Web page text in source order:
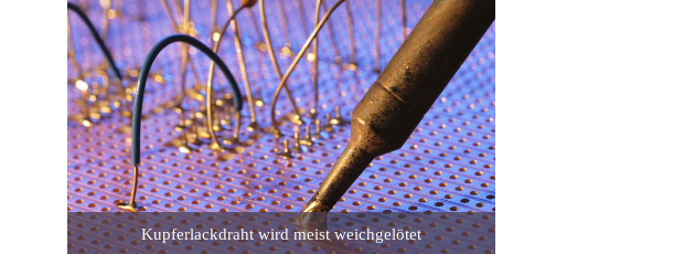
Kupferlackdraht wird meist weichgelötet